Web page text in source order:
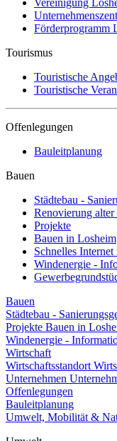
Vereinigung
Förderprogramm
Tourismus
Touristische
Touristische
Offenlegungen
Bauleitplanung
Bauen
Städtebau -
Renovierung alter
Projekte
Bauen in Losheim
Schnelles
Windenergie -
Bauen
Städtebau -
Projekte Bauen in
Windenergie -
Wirtschaft
Wirtschaftsstandort
Unternehmen
Offenlegungen
Bauleitplanung
Umwelt, Mobilität &